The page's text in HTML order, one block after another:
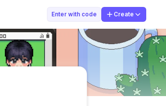
Enter with code Create
jumaliyah88